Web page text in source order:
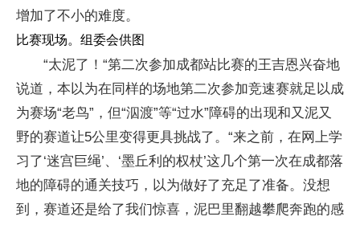
增加了不小的难度。
比赛现场。组委会供图
“太泥了！“第二次参加成都站比赛的王吉恩兴奋地
说道，本以为在同样的场地第二次参加竞速赛就足以成
为赛场“老鸟”，但“泅渡”等“过水”障碍的出现和又泥又
野的赛道让5公里变得更具挑战了。“来之前，在网上学
习了‘迷宫巨绳’、‘墨丘利的权杖’这几个第一次在成都落
地的障碍的通关技巧，以为做好了充足了准备。没想
到，赛道还是给了我们惊喜，泥巴里翻越攀爬奔跑的感